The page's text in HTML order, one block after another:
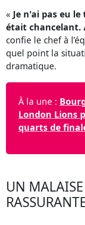
« Je n'ai pas eu
était chancelant.
confie le chef à
quel point la
dramatique.
À la une :
London Lions
quarts de
UN